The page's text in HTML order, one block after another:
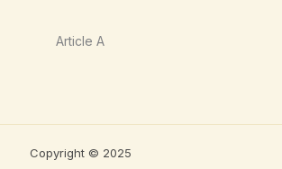
Article A
Copyright © 2025